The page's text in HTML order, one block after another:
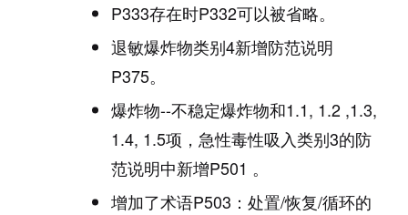
P333存在时P332可以被省略。
退敏爆炸物类别4新增防范说明
P375。
爆炸物--不稳定爆炸物和1.1, 1.2 ,1.3,
1.4, 1.5项，急性毒性吸入类别3的防
范说明中新增P501 。
增加了术语P503：处置/恢复/循环的